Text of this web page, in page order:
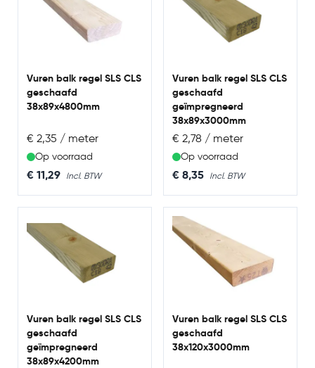
Vuren balk regel SLS CLS
geschaafd
38x89x4800mm
€ 2,35 / meter
Op voorraad
€ 11,29
Vuren balk regel SLS CLS
geschaafd
geïmpregneerd
38x89x3000mm
€ 2,78 / meter
Op voorraad
€ 8,35
Vuren balk regel SLS CLS
geschaafd
geïmpregneerd
38x89x4200mm
Vuren balk regel SLS CLS
geschaafd
38x120x3000mm